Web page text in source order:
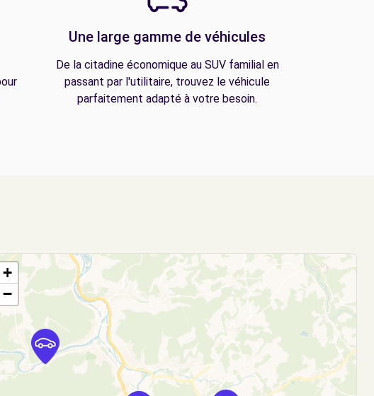
Une large gamme de véhicules
De la citadine économique au SUV familial en
passant par l'utilitaire, trouvez le véhicule
parfaitement adapté à votre besoin.
+
−